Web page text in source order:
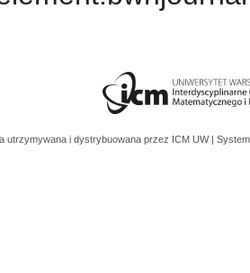
utrzymywana i dystrybuowana przez ICM UW |